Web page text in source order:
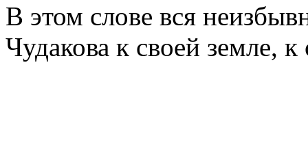
В этом слове вся
Чудакова к своей земле, к